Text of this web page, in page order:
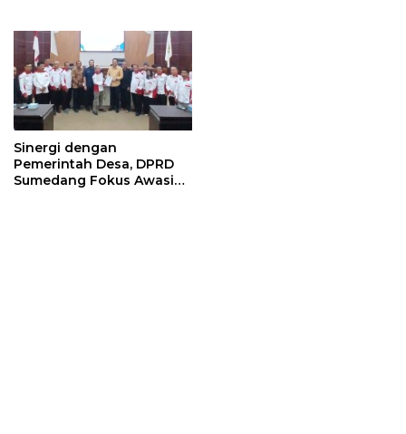
Sinergi dengan
Pemerintah Desa, DPRD
Sumedang Fokus Awasi